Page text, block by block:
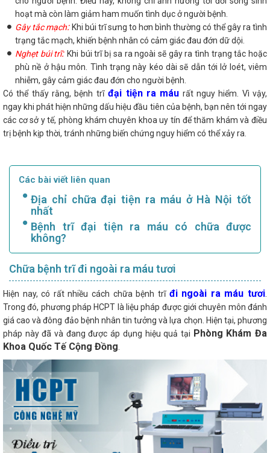
hoạt mà còn làm giảm ham muốn tình dục ở người bệnh.
Gây tắc mạch: Khi búi trĩ sưng to hơn bình thường có thể gây ra tình
trạng tắc mạch, khiến bệnh nhân có cảm giác đau đớn dữ dội.
Nghẹt búi trĩ: Khi búi trĩ bị sa ra ngoài sẽ gây ra tình trạng tắc hoặc
phù nề ở hậu môn. Tình trạng này kéo dài sẽ dẫn tới lở loét, viêm
nhiễm, gây cảm giác đau đớn cho người bệnh.
Có thể thấy rằng, bệnh trĩđại tiện ra máu rất nguy hiểm. Vì vậy,
ngay khi phát hiện những dấu hiệu đầu tiên của bệnh, bạn nên tới ngay
các cơ sở y tế, phòng khám chuyên khoa uy tín để thăm khám và điều
trị bệnh kịp thời, tránh những biến chứng nguy hiểm có thể xảy ra.
Các bài viết liên quan
Địa chỉ chữa đại tiện ra máu ở Hà Nội tốt
nhất
Bệnh trĩ đại tiện ra máu có chữa được
không?
Chữa bệnh trĩ đi ngoài ra máu tươi
Hiện nay, có rất nhiều cách chữa bệnh trĩ đi ngoài ra máu tươi
Trong đó, phương pháp HCPT là liệu pháp được giới chuyên môn đánh
giá cao và đông đảo bệnh nhân tin tưởng và lựa chọn. Hiện tại, phương
pháp này đã và đang được áp dụng hiệu quả tại Phòng Khám Đa
Khoa Quốc Tế Cộng Đồng